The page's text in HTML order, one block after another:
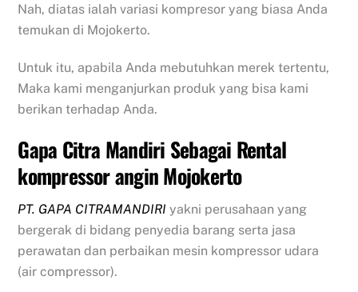
Nah, diatas ialah variasi kompresor yang biasa Anda
temukan di Mojokerto.
Untuk itu, apabila Anda mebutuhkan merek tertentu,
Maka kami menganjurkan produk yang bisa kami
berikan terhadap Anda.
Gapa Citra Mandiri Sebagai Rental
kompressor angin Mojokerto
PT. GAPA CITRAMANDIRI yakni perusahaan yang
bergerak di bidang penyedia barang serta jasa
perawatan dan perbaikan mesin kompressor udara
(air compressor).